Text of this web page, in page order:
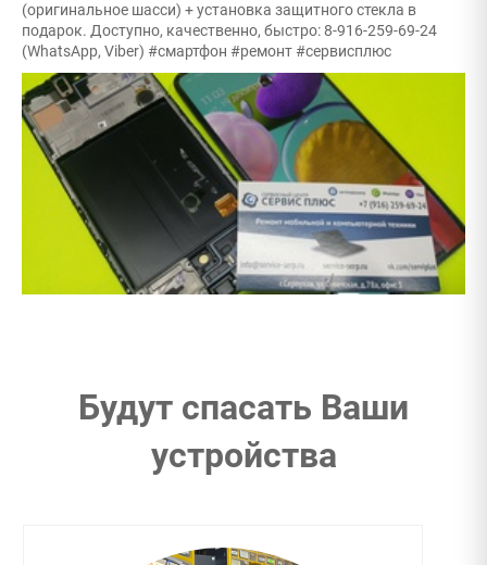
(оригинальное шасси) + установка защитного стекла в
подарок. Доступно, качественно, быстро: 8-916-259-69-24
(WhatsApp, Viber) #смартфон #ремонт #сервисплюс
Будут спасать Ваши
устройства